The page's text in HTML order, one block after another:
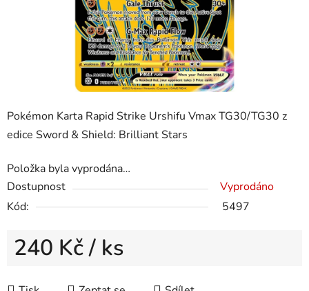
Pokémon Karta Rapid Strike Urshifu Vmax TG30/TG30 z
edice Sword & Shield: Brilliant Stars
Položka byla vyprodána…
Dostupnost
Vyprodáno
Kód:
5497
240 Kč/ ks